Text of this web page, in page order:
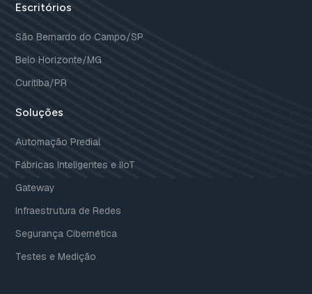
Escritórios
São Bernardo do Campo/SP
Belo Horizonte/MG
Curitiba/PR
Soluções
Automação Predial
Fábricas Inteligentes e IIoT
Gateway
Infraestrutura de Redes
Segurança Cibernética
Testes e Medição